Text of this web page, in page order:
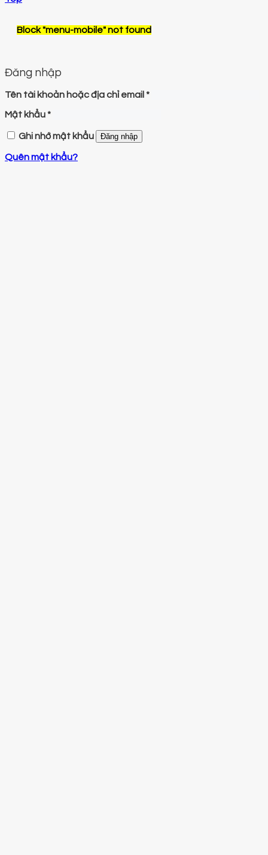
Block"menu-mobile"not found
Đăng nhập
Tên tài khoản hoặc địa chỉ email *
Mật khẩu*
Ghi nhớ mật khẩu Đăng nhập
Quên mật khẩu?